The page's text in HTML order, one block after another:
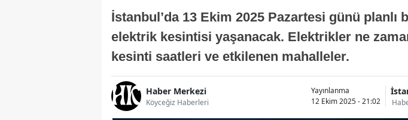
İstanbul’da 13 Ekim 2025 Pazartesi günü planlı
elektrik kesintisi yaşanacak. Elektrikler ne
kesinti saatleri ve etkilenen mahalleler.
Haber Merkezi
Köyceğiz Haberleri
Yayınlanma
12 Ekim 2025 - 21:02